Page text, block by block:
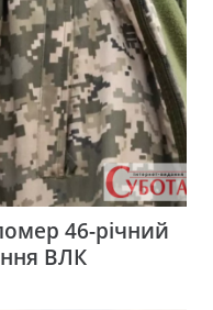
46-річний
ВЛК